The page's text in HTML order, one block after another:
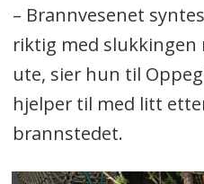
– Brannvesenet
riktig med
ute, sier hun til
hjelper til med litt
brannstedet.